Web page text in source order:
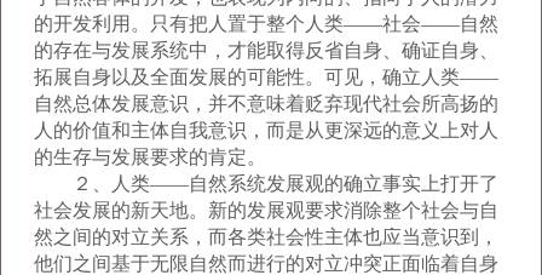
的开发利用。只有把人置于整个人类——社会——自然
的存在与发展系统中，才能取得反省自身、确证自身、
拓展自身以及全面发展的可能性。可见，确立人类——
自然总体发展意识，并不意味着贬弃现代社会所高扬的
人的价值和主体自我意识，而是从更深远的意义上对人
的生存与发展要求的肯定。
２、人类——自然系统发展观的确立事实上打开了
社会发展的新天地。新的发展观要求消除整个社会与自
然之间的对立关系，而各类社会性主体也应当意识到，
他们之间基于无限自然而进行的对立冲突正面临着自身